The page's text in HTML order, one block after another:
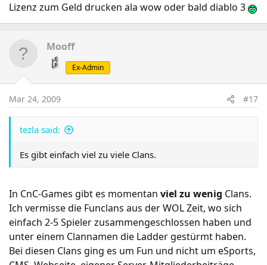
Lizenz zum Geld drucken ala wow oder bald diablo 3
Mooff
Ex-Admin
Mar 24, 2009 #17
tezla said:
Es gibt einfach viel zu viele Clans.
In CnC-Games gibt es momentan viel zu wenig Clans.
Ich vermisse die Funclans aus der WOL Zeit, wo sich
einfach 2-5 Spieler zusammengeschlossen haben und
unter einem Clannamen die Ladder gestürmt haben.
Bei diesen Clans ging es um Fun und nicht um eSports,